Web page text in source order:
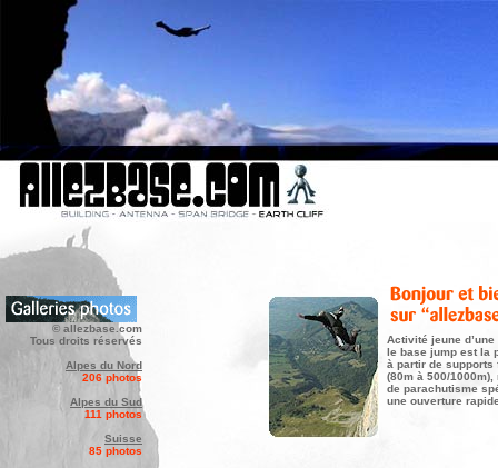
Activité jeune
le base jump est la
à partir de supports
(80m à 500/
de parachutisme
une ouverture
© allezbase.com
Tous droits réservés
Alpes du Nord
206 photos
Alpes du Sud
111 photos
Suisse
85 photos